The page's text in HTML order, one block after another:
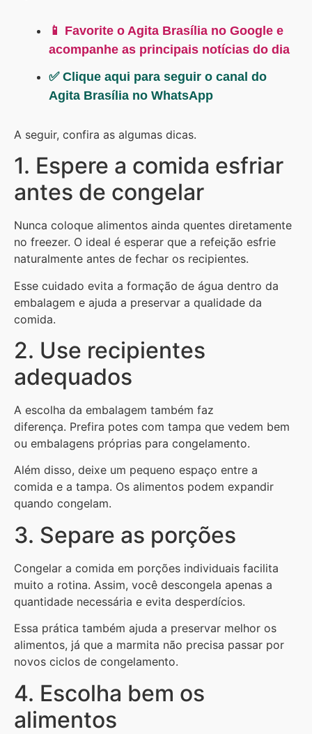
📱 Favorite o Agita Brasília no Google e
acompanhe as principais notícias do dia
✅ Clique aqui para seguir o canal do
Agita Brasília no WhatsApp
A seguir, confira as algumas dicas.
1. Espere a comida esfriar
antes de congelar
Nunca coloque alimentos ainda quentes diretamente
no freezer. O ideal é esperar que a refeição esfrie
naturalmente antes de fechar os recipientes.
Esse cuidado evita a formação de água dentro da
embalagem e ajuda a preservar a qualidade da
comida.
2. Use recipientes
adequados
A escolha da embalagem também faz
diferença. Prefira potes com tampa que vedem bem
ou embalagens próprias para congelamento.
Além disso, deixe um pequeno espaço entre a
comida e a tampa. Os alimentos podem expandir
quando congelam.
3. Separe as porções
Congelar a comida em porções individuais facilita
muito a rotina. Assim, você descongela apenas a
quantidade necessária e evita desperdícios.
Essa prática também ajuda a preservar melhor os
alimentos, já que a marmita não precisa passar por
novos ciclos de congelamento.
4. Escolha bem os
alimentos